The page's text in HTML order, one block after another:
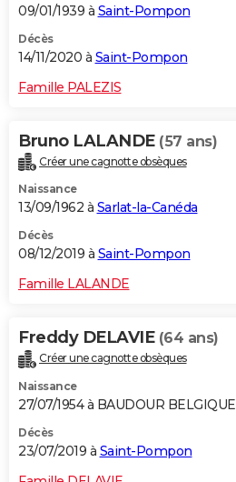
09/01/1939 à Saint-Pompon
Décès
14/11/2020 à Saint-Pompon
Famille PALEZIS
Bruno LALANDE (57 ans)
Créer une cagnotte obsèques
Naissance
13/09/1962 à Sarlat-la-Canéda
Décès
08/12/2019 à Saint-Pompon
Famille LALANDE
Freddy DELAVIE (64 ans)
Créer une cagnotte obsèques
Naissance
27/07/1954 à BAUDOUR BELGIQUE
Décès
23/07/2019 à Saint-Pompon